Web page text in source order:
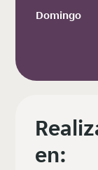
Domingo
en: